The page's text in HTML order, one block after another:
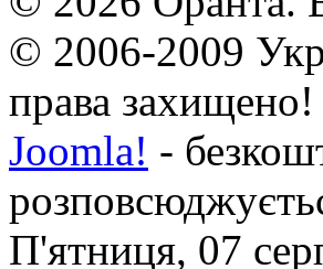
© 2006-2009
права захищено!
Joomla! -
П'ятниця, 07